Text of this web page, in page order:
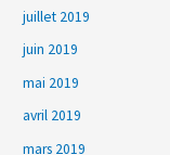
juillet 2019
juin 2019
mai 2019
avril 2019
mars 2019